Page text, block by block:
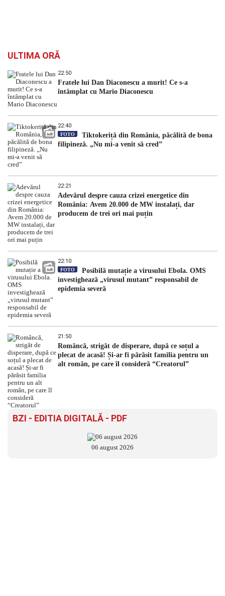
ULTIMA ORĂ
22:50
Fratele lui Dan Diaconescu a murit! Ce s-a
întâmplat cu Mario Diaconescu
22:40
FOTO
Tiktokeriță din România, păcălită de bona
filipineză. „Nu mi-a venit să cred”
22:21
Adevărul despre cauza crizei energetice din
România: Avem 20.000 de MW instalați, dar
producem de trei ori mai puțin
22:10
FOTO
Posibilă mutație a virusului Ebola. OMS
investighează „virusul mutant” responsabil de
epidemia severă
21:50
Româncă, strigăt de disperare, după ce soțul a
plecat de acasă! Și-ar fi părăsit familia pentru un
alt român, pe care îl consideră “Creatorul”
BZI - EDITIA DIGITALĂ - PDF
06 august 2026